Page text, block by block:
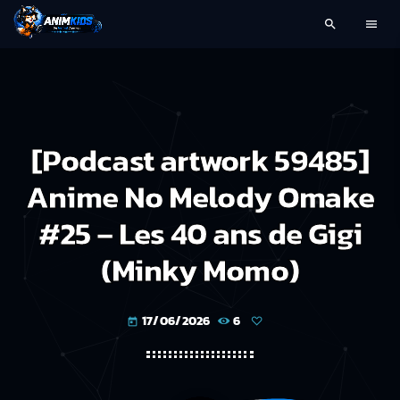
search menu
[Podcast artwork 59485]
Anime No Melody Omake
#25 – Les 40 ans de Gigi
(Minky Momo)
today 17/06/2026 6